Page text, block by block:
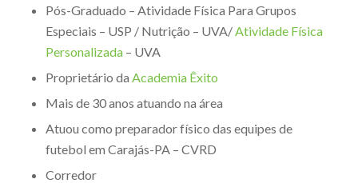
Pós-Graduado – Atividade Física Para Grupos
Especiais – USP / Nutrição – UVA/ Atividade Física
Personalizada– UVA
Proprietário da Academia Êxito
Mais de 30 anos atuando na área
Atuou como preparador físico das equipes de
futebol em Carajás-PA – CVRD
Corredor